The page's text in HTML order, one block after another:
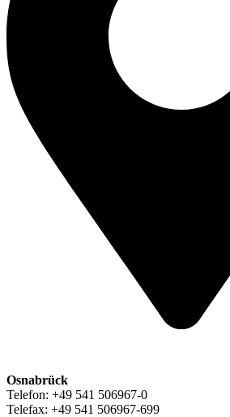
Osnabrück
Telefon: +49 541 506967-0
Telefax: +49 541 506967-699